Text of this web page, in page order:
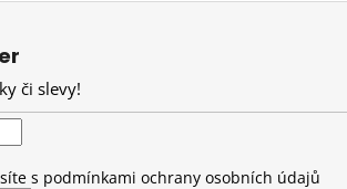
či slevy!
s podmínkami ochrany osobních údajů